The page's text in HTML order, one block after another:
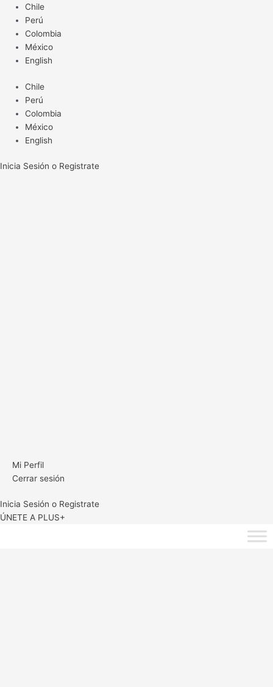
contenido
Chile
Perú
Colombia
México
English
Chile
Perú
Colombia
México
English
Inicia Sesión o Registrate
Mi Perfil
Cerrar sesión
Inicia Sesión o Registrate
ÚNETE A PLUS+